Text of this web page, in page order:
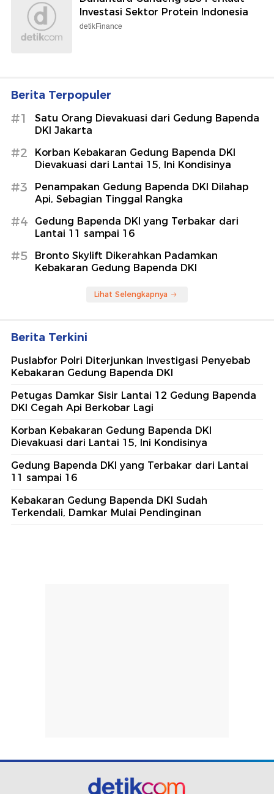
Investasi Sektor Protein Indonesia
detikFinance
Berita Terpopuler
#1
Satu Orang Dievakuasi dari Gedung Bapenda
DKI Jakarta
#2
Korban Kebakaran Gedung Bapenda DKI
Dievakuasi dari Lantai 15, Ini Kondisinya
#3
Penampakan Gedung Bapenda DKI Dilahap
Api, Sebagian Tinggal Rangka
#4
Gedung Bapenda DKI yang Terbakar dari
Lantai 11 sampai 16
#5
Bronto Skylift Dikerahkan Padamkan
Kebakaran Gedung Bapenda DKI
Lihat Selengkapnya
Berita Terkini
Puslabfor Polri Diterjunkan Investigasi Penyebab
Kebakaran Gedung Bapenda DKI
Petugas Damkar Sisir Lantai 12 Gedung Bapenda
DKI Cegah Api Berkobar Lagi
Korban Kebakaran Gedung Bapenda DKI
Dievakuasi dari Lantai 15, Ini Kondisinya
Gedung Bapenda DKI yang Terbakar dari Lantai
11 sampai 16
Kebakaran Gedung Bapenda DKI Sudah
Terkendali, Damkar Mulai Pendinginan